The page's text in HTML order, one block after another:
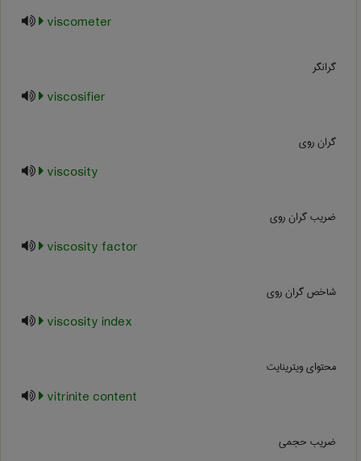
viscometer
گرانگر
viscosifier
گران روی
viscosity
ضریب گران روی
viscosity factor
شاخص گران روی
viscosity index
محتوای ویترینایت
vitrinite content
ضریب حجمی